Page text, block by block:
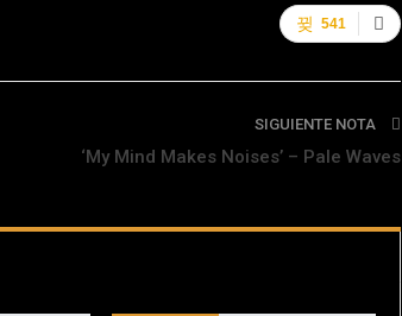
541
SIGUIENTE NOTA
‘My Mind Makes Noises’ – Pale Waves